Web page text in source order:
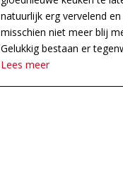
natuurlijk erg vervelend
misschien niet meer blij
Gelukkig bestaan er
Lees meer